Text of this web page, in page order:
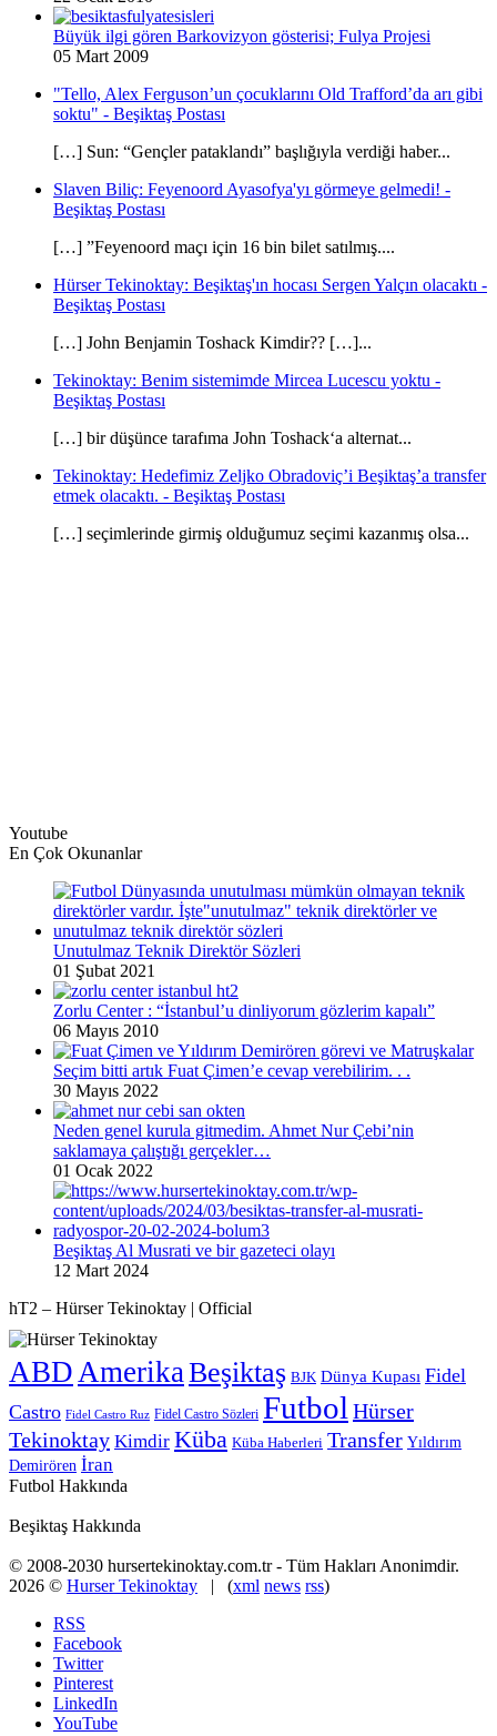
Büyük ilgi gören Barkovizyon gösterisi; Fulya Projesi
05 Mart 2009
"Tello, Alex Ferguson’un çocuklarını Old Trafford’da arı gibi
soktu" - Beşiktaş Postası
[…] Sun: “Gençler pataklandı” başlığıyla verdiği haber...
Slaven Biliç: Feyenoord Ayasofya'yı görmeye gelmedi! -
Beşiktaş Postası
[…] ”Feyenoord maçı için 16 bin bilet satılmış....
Hürser Tekinoktay: Beşiktaş'ın hocası Sergen Yalçın olacaktı -
Beşiktaş Postası
[…] John Benjamin Toshack Kimdir?? […]...
Tekinoktay: Benim sistemimde Mircea Lucescu yoktu -
Beşiktaş Postası
[…] bir düşünce tarafıma John Toshack‘a alternat...
Tekinoktay: Hedefimiz Zeljko Obradoviç’i Beşiktaş’a transfer
etmek olacaktı. - Beşiktaş Postası
[…] seçimlerinde girmiş olduğumuz seçimi kazanmış olsa...
Youtube
En Çok Okunanlar
Unutulmaz Teknik Direktör Sözleri
01 Şubat 2021
Zorlu Center : “İstanbul’u dinliyorum gözlerim kapalı”
06 Mayıs 2010
Seçim bitti artık Fuat Çimen’e cevap verebilirim. . .
30 Mayıs 2022
Neden genel kurula gitmedim. Ahmet Nur Çebi’nin
saklamaya çalıştığı gerçekler…
01 Ocak 2022
Beşiktaş Al Musrati ve bir gazeteci olayı
12 Mart 2024
hT2 – Hürser Tekinoktay | Official
ABD Amerika Beşiktaş BJK Dünya Kupası Fidel
Castro Fidel Castro Ruz Fidel Castro Sözleri Futbol Hürser
Tekinoktay Kimdir Küba Küba Haberleri Transfer Yıldırım
Demirören İran
Futbol Hakkında
Beşiktaş Hakkında
© 2008-2030 hursertekinoktay.com.tr - Tüm Hakları Anonimdir.
2026 © Hurser Tekinoktay | (xml news rss)
RSS
Facebook
Twitter
Pinterest
LinkedIn
YouTube